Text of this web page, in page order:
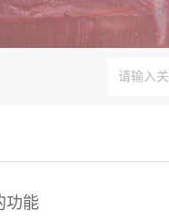
功能